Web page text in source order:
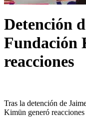
Detención
Fundación
reacciones
Tras la detención de
Kimün generó